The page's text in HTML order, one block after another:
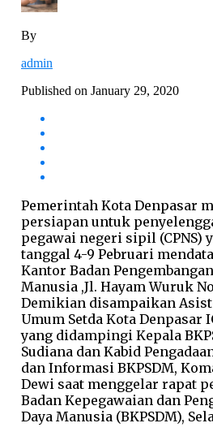
By
admin
Published on January 29, 2020
Pemerintah Kota Denpasar
persiapan untuk
pegawai negeri sipil (CPNS)
tanggal 4-9 Pebruari
Kantor Badan
Manusia ,Jl. Hayam Wuruk
Demikian disampaikan
Umum Setda Kota Denpasar
yang didampingi Kepala
Sudiana dan Kabid
dan Informasi BKPSDM,
Dewi saat menggelar rapat
Badan Kepegawaian dan
Daya Manusia (BKPSDM),